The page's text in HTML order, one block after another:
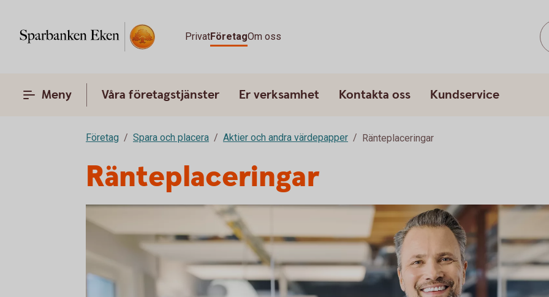
PrivatFöretagOm oss
Meny Våra företagstjänster Er verksamhet Kontakta oss Kundservice
Företag Spara och placera Aktier och andra värdepapper Ränteplaceringar
Ränteplaceringar